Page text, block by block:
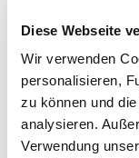
Diese Webseite
Wir verwenden
personalisieren,
zu können und
analysieren.
Verwendung